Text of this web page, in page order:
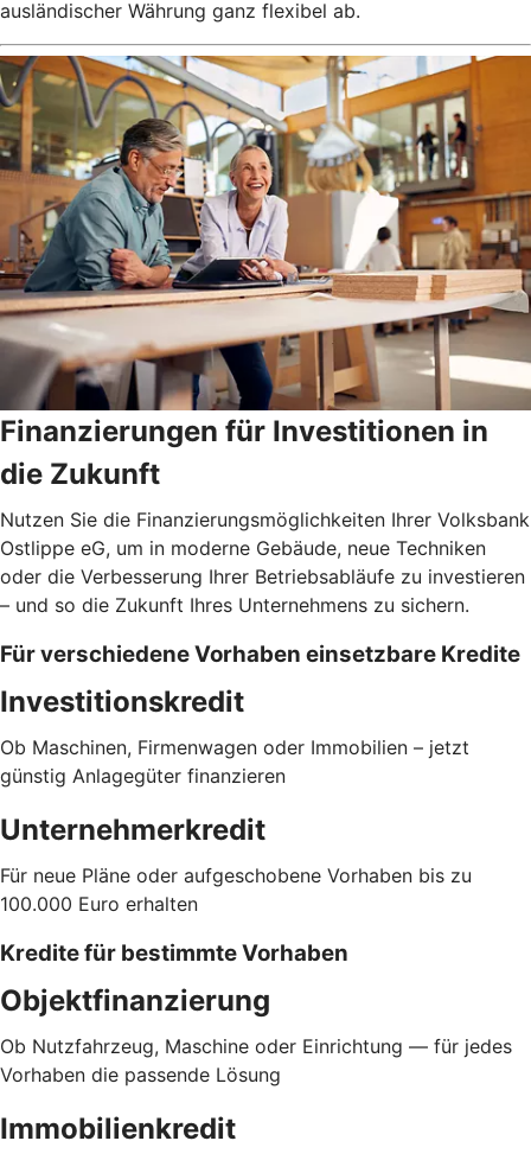
ausländischer Währung ganz flexibel ab.
Finanzierungen für Investitionen in
die Zukunft
Nutzen Sie die Finanzierungsmöglichkeiten Ihrer Volksbank
Ostlippe eG, um in moderne Gebäude, neue Techniken
oder die Verbesserung Ihrer Betriebsabläufe zu investieren
– und so die Zukunft Ihres Unternehmens zu sichern.
Für verschiedene Vorhaben einsetzbare Kredite
Investitionskredit
Ob Maschinen, Firmenwagen oder Immobilien – jetzt
günstig Anlagegüter finanzieren
Unternehmerkredit
Für neue Pläne oder aufgeschobene Vorhaben bis zu
100.000 Euro erhalten
Kredite für bestimmte Vorhaben
Objektfinanzierung
Ob Nutzfahrzeug, Maschine oder Einrichtung — für jedes
Vorhaben die passende Lösung
Immobilienkredit